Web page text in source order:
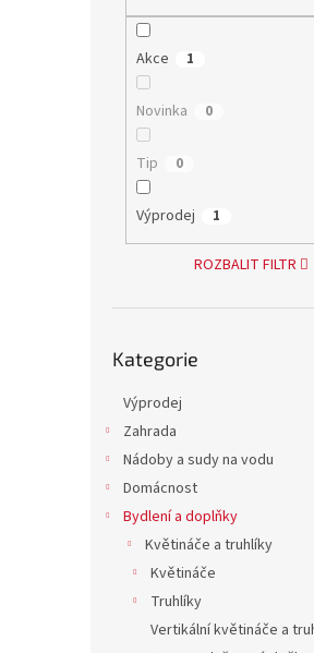
Akce 1
Novinka 0
Tip 0
Výprodej 1
ROZBALIT FILTR
kategorie
Kategorie
Výprodej
Zahrada
Nádoby a sudy na vodu
Domácnost
Bydlení a doplňky
Květináče a truhlíky
Květináče
Truhlíky
Vertikální květináče a